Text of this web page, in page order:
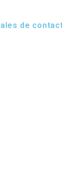
de